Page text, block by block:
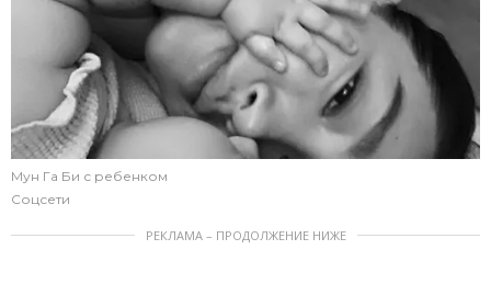
Мун Га Би с ребенком
Соцсети
РЕКЛАМА – ПРОДОЛЖЕНИЕ НИЖЕ